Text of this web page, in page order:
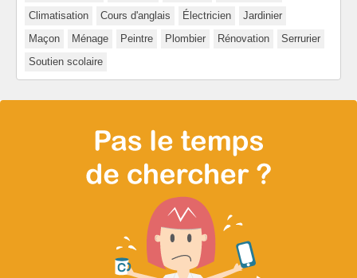
Climatisation
Cours d'anglais Électricien
Jardinier
Maçon
Ménage Peintre Plombier Rénovation
Serrurier
Soutien scolaire